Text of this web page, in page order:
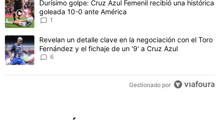
CONVERSACIONES ACTIVAS
Este listado muestra los artículos con más comentarios en los
Un artículo de tendencia con el título "Durísimo golpe: Cruz Azul
Durísimo golpe: Cruz Azul Femenil recibió una histórica
goleada 10-0 ante América
Un artículo de tendencia con el título "Revelan un detalle clave
Revelan un detalle clave en la negociación con el Toro